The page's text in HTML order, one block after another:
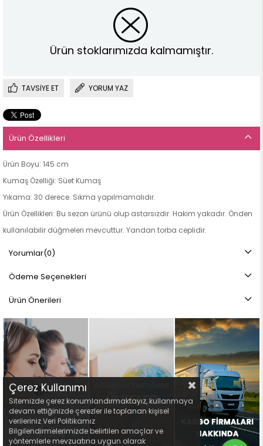
Ürün stoklarımızda kalmamıştır.
TAVSIYE ET YORUM YAZ
Ürün Özellikleri
Ürün Boyu: 145 cm
Kumaş Özelliği: Süet Kumaş
Yıkama: 30 derece. Sıkma yapılmamalıdır.
Ürün Özellikleri: Bu sezon ürünü olup astarsızdır. Hakim yakadır. Önden
kullanılabilir düğmeleri mevcuttur. Yandan torba ceplidir.
Not: Ürün renginde konsept fotoğraf çekimlerinden dolayı ton farkı
Yorumlar(0)
Ödeme Seçenekleri
Ürün Önerileri
Çerez Kullanımı
Sitemizde çerez konumlandırmaktayız, kullanmaya
devam ettiğinizde çerezler ile toplanan kişisel
verileriniz Veri Politikamız
Bilgilendirmelerimizde belirtilen amaçlar ve
yöntemlerle mevzuatına uygun olarak